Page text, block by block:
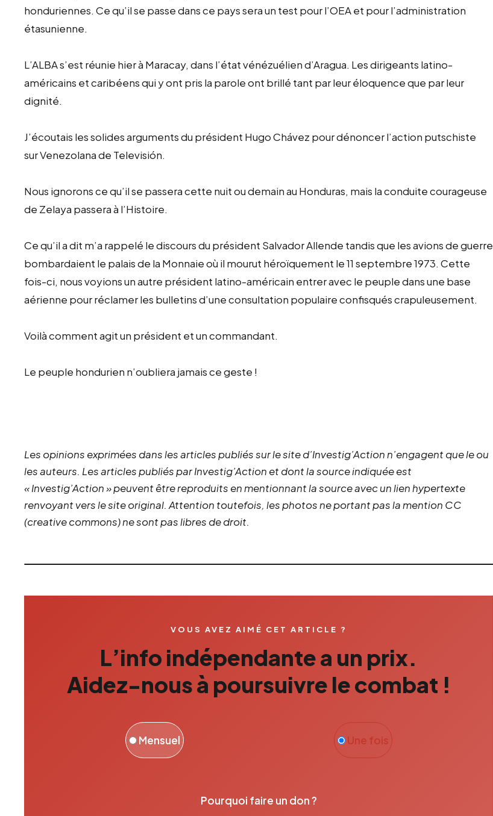
honduriennes. Ce qu’il se passe dans ce pays sera un test pour l’OEA et pour l’administration
étasunienne.
L’ALBA s’est réunie hier à Maracay, dans l’état vénézuélien d’Aragua. Les dirigeants latino-
américains et caribéens qui y ont pris la parole ont brillé tant par leur éloquence que par leur
dignité.
J’écoutais les solides arguments du président Hugo Chávez pour dénoncer l’action putschiste
sur Venezolana de Televisión.
Nous ignorons ce qu’il se passera cette nuit ou demain au Honduras, mais la conduite courageuse
de Zelaya passera à l’Histoire.
Ce qu’il a dit m’a rappelé le discours du président Salvador Allende tandis que les avions de guerre
bombardaient le palais de la Monnaie où il mourut héroïquement le 11 septembre 1973. Cette
fois-ci, nous voyions un autre président latino-américain entrer avec le peuple dans une base
aérienne pour réclamer les bulletins d’une consultation populaire confisqués crapuleusement.
Voilà comment agit un président et un commandant.
Le peuple hondurien n’oubliera jamais ce geste !
Les opinions exprimées dans les articles publiés sur le site d’Investig’Action n’engagent que le ou
les auteurs. Les articles publiés par Investig’Action et dont la source indiquée est
« Investig’Action » peuvent être reproduits en mentionnant la source avec un lien hypertexte
renvoyant vers le site original. Attention toutefois, les photos ne portant pas la mention CC
(creative commons) ne sont pas libres de droit.
VOUS AVEZ AIMÉ CET ARTICLE ?
L’info indépendante a un prix.
Aidez-nous à poursuivre le combat !
Une fois
Mensuel
Pourquoi faire un don ?